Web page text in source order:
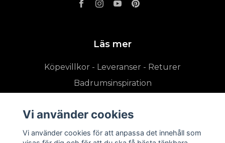
Läs mer
Köpevillkor - Leveranser - Returer
Badrumsinspiration
Vi använder cookies
Vi använder cookies för att anpassa det innehåll som